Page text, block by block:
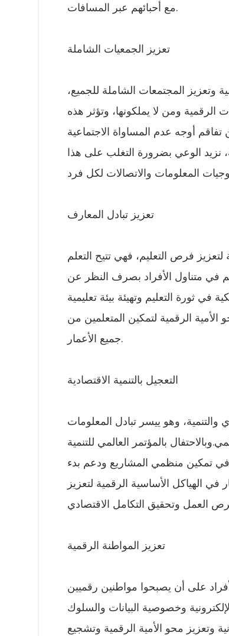
مع أحبائهم عبر المسافات.
تعزيز الجمعيات الشاملة
وتعزيز المجتمعات الشاملة للجميع،
ومن لا يملكونها، وتؤثر هذه
أوجه عدم المساواة الاجتماعية
نزيد الوعي بضرورة التغلب على هذا
تعزيز تبادل المعارف
فرص التعليم، فهي تتيح التعلم
في متناول الأفراد بصرف النظر عن
في ثورة التعليم وتهيئة بيئة تعليمية
الرقمية لتمكين المتعلمين من
جميع الأعمار.
التعجيل بالتنمية الاقتصادية
والتنمية، وهو ييسر تبادل المعلومات
بالمؤتمر العالمي للتنمية
في تمكين منظمي المشاريع ودعم بدء
الهياكل الأساسية الرقمية لتعزيز
تعزيز المواطنة الرقمية
على أن يصبحوا مواطنين رقميين
وخصوصية البيانات والسلوك
وتعزيز محو الأمية الرقمية وتشجيع